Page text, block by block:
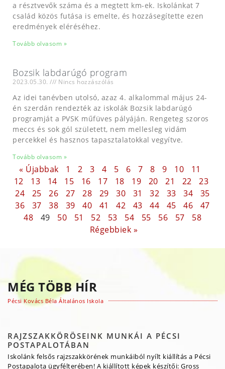
a résztvevők száma és a megtett km-ek. Iskolánkat 7
család közös futása is emelte, és hozzásegítette ezen
eredmények eléréséhez.
Tovább olvasom »
Bozsik labdarúgó program
2023.05.30. Nincs hozzászólás
Az idei tanévben utolsó, azaz 4. alkalommal május 24-
én szerdán rendezték az iskolák Bozsik labdarúgó
programját a PVSK műfüves pályáján. Rengeteg szoros
meccs és sok gól született, nem mellesleg vidám
percekkel és hasznos tapasztalatokkal vegyítve.
Tovább olvasom »
« Újabbak 1 2 3 4 5 6 7 8 9 10
11
12
13 14 15 16 17 18 19 20 21 22
23
24
25 26 27 28 29 30 31 32 33 34
35
36
37 38 39 40 41 42 43 44 45 46
47
48
49 50 51 52 53 54 55 56 57
58
Régebbiek »
MÉG TÖBB HÍR
Pécsi Kovács Béla Általános Iskola
RAJZSZAKKÖRÖSEINK MUNKÁI A PÉCSI
POSTAPALOTÁBAN
Iskolánk felsős rajzszakkörének munkáiból nyílt kiállítás a Pécsi
Postapalota ügyfélterében! A kiállított képek készítői: Gross